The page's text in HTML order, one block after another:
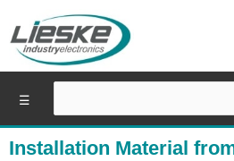
Installation Material
☰